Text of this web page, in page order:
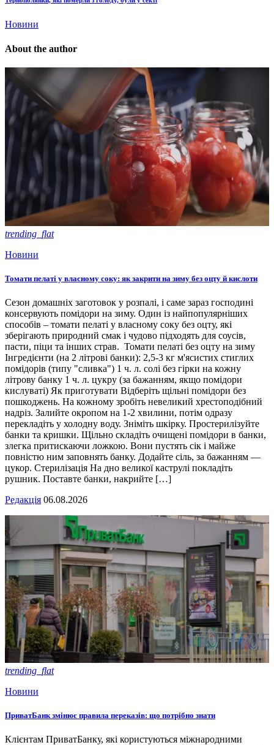
Новини
About the author
trending_flat
Новини
Томати пелаті у власному соку: як закрити на зиму без оцту й кислоти
Сезон домашніх заготовок у розпалі, і саме зараз господині
консервують помідори на зиму. Один із найпопулярніших
способів – томати пелаті у власному соку без оцту, які
зберігають природний смак і чудово підходять для соусів,
пасти, піци та інших страв. Томати пелаті без оцту на зиму
Інгредієнти (на 2 літрові банки): 2,5-3 кг м'ясистих стиглих
помідорів (типу "сливка") 1 ч. л. солі без гірки на кожну
літрову банку 1 ч. л. цукру (за бажанням, якщо помідори
кислуваті) Як приготувати Відберіть щільні помідори без
пошкоджень. На кожному зробіть невеликий хрестоподібний
надріз. Залийте окропом на 1-2 хвилини, потім одразу
перекладіть у холодну воду. Зніміть шкірку. Простерилізуйте
банки та кришки. Щільно складіть очищені помідори в банки,
злегка притискаючи ложкою. Вони пустять сік і майже
повністю ним заповнять банку. Додайте сіль, за бажанням —
цукор. Стерилізація На дно великої каструлі покладіть
рушник. Поставте банки, накрийте […]
Редакція 06.08.2026
trending_flat
Новини
ПриватБанк змінює правила переказів: що потрібно знати
Клієнтам ПриватБанку, які користуються міжнародними